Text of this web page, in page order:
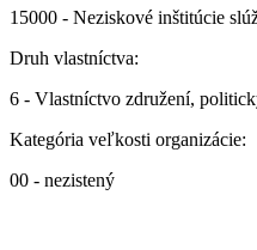
15000 - Neziskové inštitúcie
Druh vlastníctva:
6 - Vlastníctvo združení,
Kategória veľkosti organizácie:
00 - nezistený